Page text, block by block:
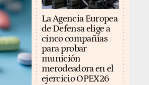
La Agencia Europea
de Defensa elige a
cinco compañías
para probar
munición
merodeadora en el
ejercicio OPEX26